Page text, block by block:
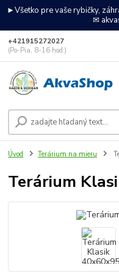
►Všetko pre vaše rybičky,
✉
+421915272027
(Po-Pia, 8-16 hod.)
Úvod Terárium na mieru
Terárium